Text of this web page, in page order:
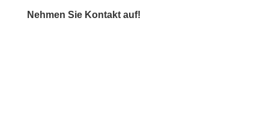
Nehmen Sie Kontakt auf!